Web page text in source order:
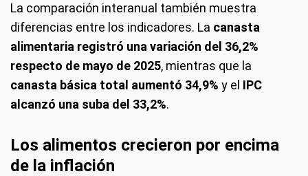
La comparación interanual también muestra
diferencias entre los indicadores. La canasta
alimentaria registró una variación del 36,2%
respecto de mayo de 2025, mientras que la
canasta básica total aumentó 34,9% y el IPC
alcanzó una suba del 33,2%.
Los alimentos crecieron por encima
de la inflación